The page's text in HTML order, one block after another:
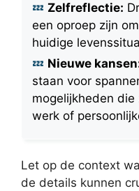
Zelfreflectie:
een oproep zijn
huidige
Nieuwe
staan voor
mogelijkheden
werk of
Let op de context
de details kunnen